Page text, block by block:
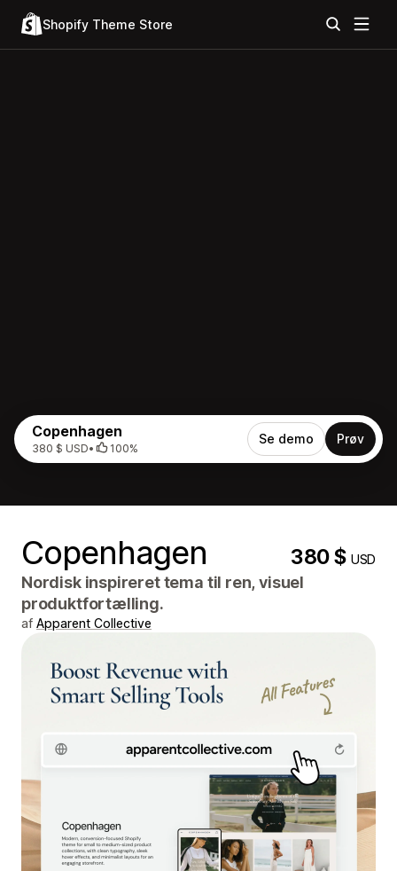
Shopify Theme Store
Copenhagen
380 $ USD• 100%
Se demo Prøv
Copenhagen 380 $USD
Nordisk inspireret tema til ren, visuel
produktfortælling.
af Apparent Collective